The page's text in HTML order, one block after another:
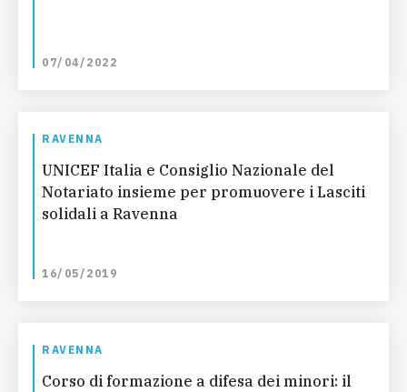
07/04/2022
RAVENNA
UNICEF Italia e Consiglio Nazionale del
Notariato insieme per promuovere i Lasciti
solidali a Ravenna
16/05/2019
RAVENNA
Corso di formazione a difesa dei minori: il